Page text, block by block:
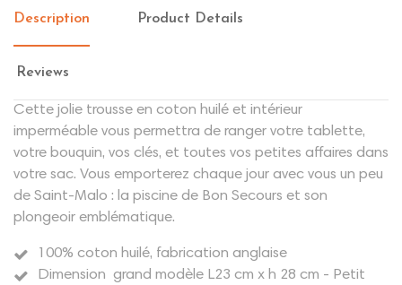
Description Product Details
Reviews
Cette jolie trousse en coton huilé et intérieur
imperméable vous permettra de ranger votre tablette,
votre bouquin, vos clés, et toutes vos petites affaires dans
votre sac. Vous emporterez chaque jour avec vous un peu
de Saint-Malo : la piscine de Bon Secours et son
plongeoir emblématique.
100% coton huilé, fabrication anglaise
Dimension grand modèle L23 cm x h 28 cm - Petit